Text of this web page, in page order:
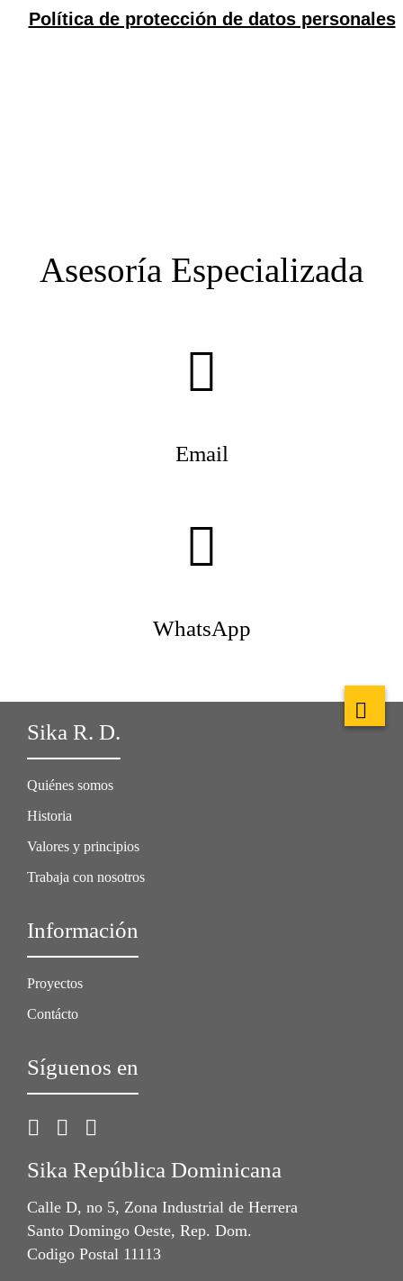
Asesoría Especializada
Email
WhatsApp
Sika R. D.
Quiénes somos
Historia
Valores y principios
Trabaja con nosotros
Información
Proyectos
Contácto
Síguenos en
Sika República Dominicana
Calle D, no 5, Zona Industrial de Herrera
Santo Domingo Oeste, Rep. Dom.
Codigo Postal 11113